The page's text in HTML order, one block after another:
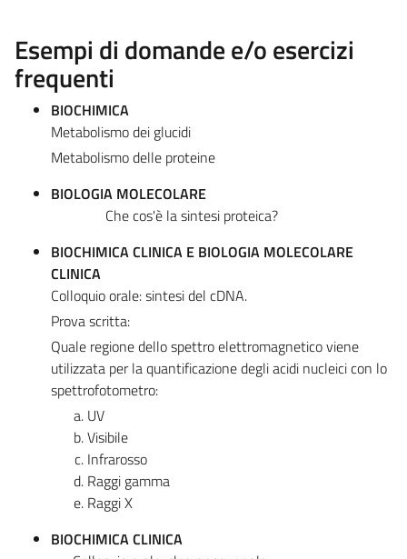
Esempi di domande e/o esercizi
frequenti
BIOCHIMICA
Metabolismo dei glucidi
Metabolismo delle proteine
BIOLOGIA MOLECOLARE
Che cos'è la sintesi proteica?
BIOCHIMICA CLINICA E BIOLOGIA MOLECOLARE
CLINICA
Colloquio orale: sintesi del cDNA.
Prova scritta:
Quale regione dello spettro elettromagnetico viene
utilizzata per la quantificazione degli acidi nucleici con lo
spettrofotometro:
UV
Visibile
Infrarosso
Raggi gamma
Raggi X
BIOCHIMICA CLINICA